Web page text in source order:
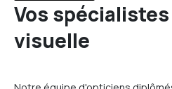
Vos
visuelle